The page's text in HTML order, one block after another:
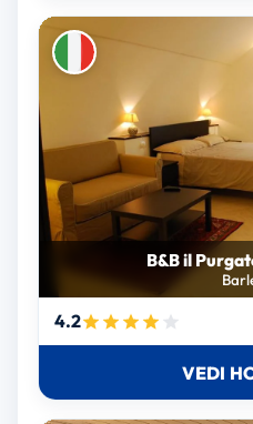
B&B il
4.2
VEDI